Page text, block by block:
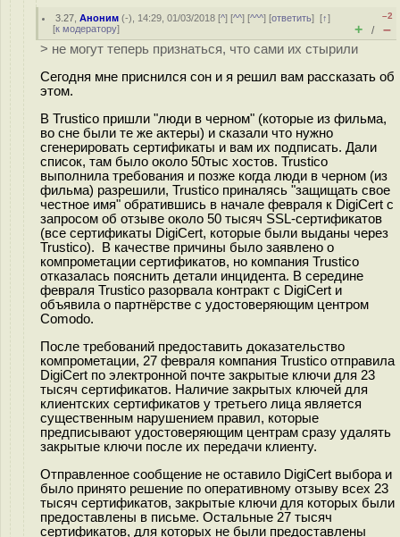
3.27 ,Аноним (-), 14:29, 01/03/2018 [^] [^^] [^^^] [ответить][↑]
[к модератору]
–2
+ / –
> не могут теперь признаться, что сами их стырили
Сегодня мне приснился сон и я решил вам рассказать об
этом.
В Trustico пришли "люди в черном" (которые из фильма,
во сне были те же актеры) и сказали что нужно
сгенерировать сертификаты и вам их подписать. Дали
список, там было около 50тыс хостов. Trustico
выполнила требования и позже когда люди в черном (из
фильма) разрешили, Trustico приналясь "защищать свое
честное имя" обратившись в начале февраля к DigiCert с
запросом об отзыве около 50 тысяч SSL-сертификатов
(все сертификаты DigiCert, которые были выданы через
Trustico). В качестве причины было заявлено о
компрометации сертификатов, но компания Trustico
отказалась пояснить детали инцидента. В середине
февраля Trustico разорвала контракт c DigiCert и
объявила о партнёрстве с удостоверяющим центром
Comodo.
После требований предоставить доказательство
компрометации, 27 февраля компания Trustico отправила
DigiCert по электронной почте закрытые ключи для 23
тысяч сертификатов. Наличие закрытых ключей для
клиентских сертификатов у третьего лица является
существенным нарушением правил, которые
предписывают удостоверяющим центрам сразу удалять
закрытые ключи после их передачи клиенту.
Отправленное сообщение не оставило DigiCert выбора и
было принято решение по оперативному отзыву всех 23
тысяч сертификатов, закрытые ключи для которых были
предоставлены в письме. Остальные 27 тысяч
сертификатов, для которых не были предоставлены